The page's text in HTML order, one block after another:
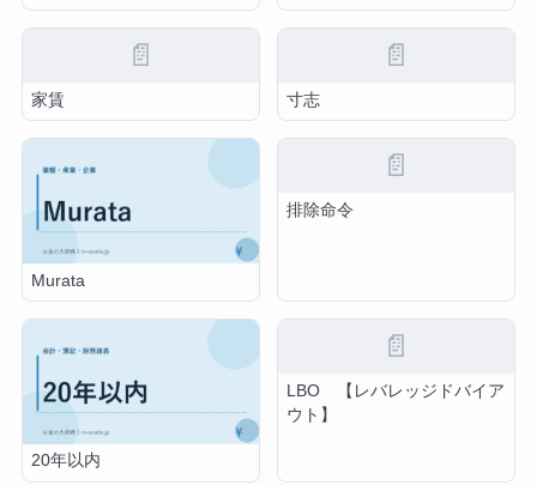
📄
家賃
📄
寸志
Murata
📄
排除命令
20年以内
📄
LBO 【レバレッジドバイア
ウト】